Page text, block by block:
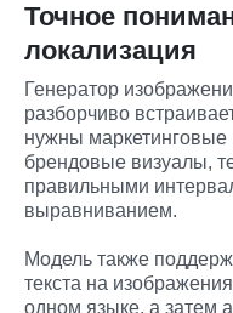
Точное
локализация
Генератор
разборчиво
нужны маркетинговые
брендовые визуалы,
правильными
выравниванием.
Модель также
текста на
одном языке, а затем